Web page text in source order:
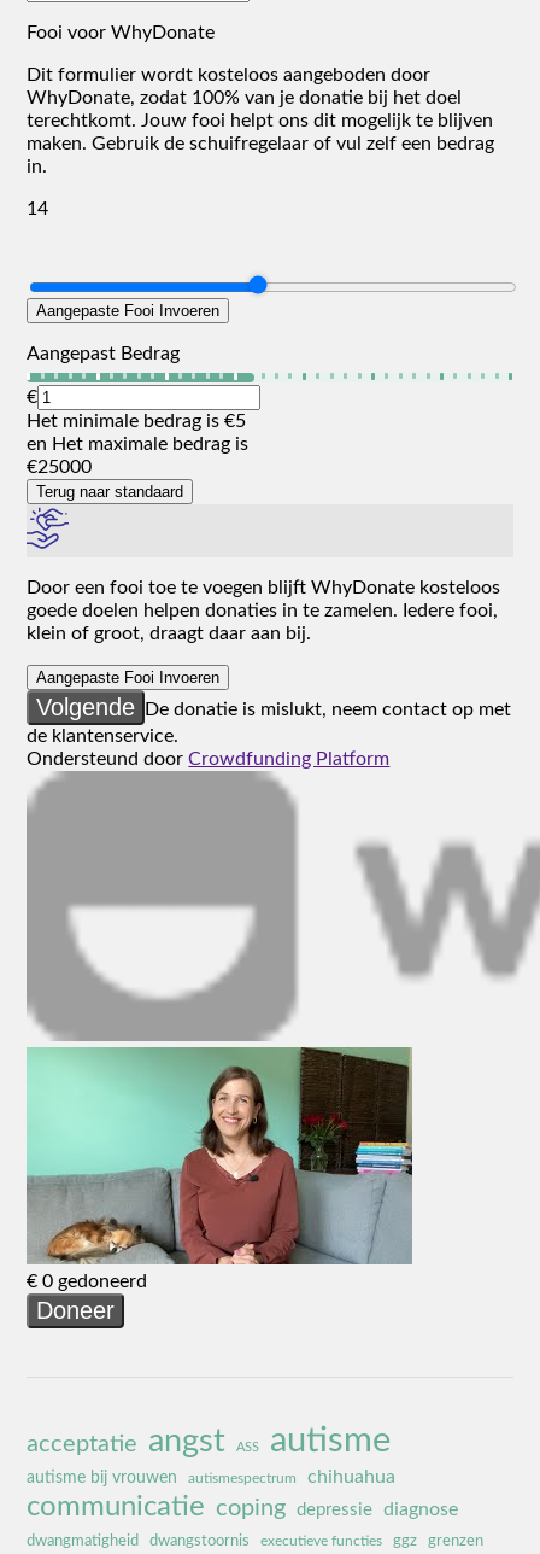
acceptatie angst ASS autisme
autisme bij vrouwen autismespectrum chihuahua
communicatie coping depressie diagnose
dwangmatigheid dwangstoornis executieve functies ggz grenzen